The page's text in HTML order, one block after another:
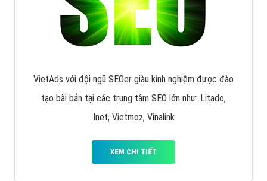
VietAds với đội ngũ SEOer giàu kinh nghiệm được đào
tạo bài bản tại các trung tâm SEO lớn như: Litado,
Inet, Vietmoz, Vinalink
XEM CHI TIẾT